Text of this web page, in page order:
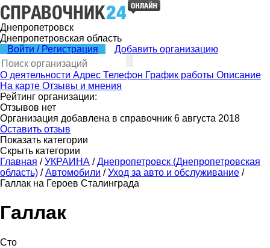
Днепропетровск
Днепропетровская область
Войти / Регистрация
Добавить организацию
О деятельности Адрес Телефон График работы Описание
На карте Отзывы и мнения
Рейтинг организации:
Отзывов нет
Организация добавлена в справочник 6 августа 2018
Оставить отзыв
Показать категории
Скрыть категории
Главная / УКРАИНА / Днепропетровск (Днепропетровская
область) / Автомобили / Уход за авто и обслуживание /
Галлак на Героев Сталинграда
Галлак
Сто